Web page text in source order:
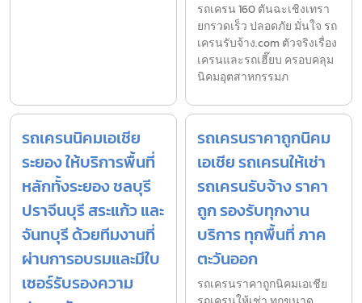
รถเครน 160 ตันฉะเชิงเทรา
ยกรวดเร็ว ปลอดภัย มั่นใจ รถ
เครนรับจ้าง.com ตัวจริงเรื่อง
เครนและรถเฮี๊ยบ ครอบคลุม
นิคมอุตสาหกรรมภ
รถเครนนิคมเอเชีย
ระยอง ให้บริการพื้นที่
หลักทั้งระยอง ชลบุรี
ปราจีนบุรี สระแก้ว และ
จันทบุรี ด้วยทีมงานที่
ผ่านการอบรมและมีใบ
เซอร์รับรองความ
รถเครนราคาถูกนิคม
เอเชีย รถเครนให้เช่า
รถเครนรับจ้าง ราคา
ถูก รองรับทุกงาน
บริการ ทุกพื้นที่ ภาค
ตะวันออก
รถเครนราคาถูกนิคมเอเชีย